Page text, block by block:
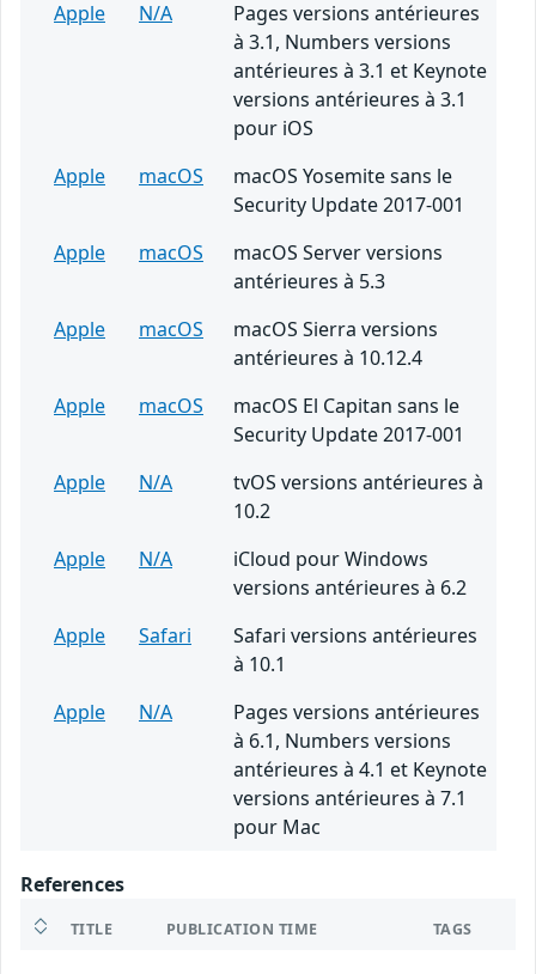
Apple
N/A
Pages versions antérieures
à 3.1, Numbers versions
antérieures à 3.1 et Keynote
versions antérieures à 3.1
pour iOS
Apple
macOS
macOS Yosemite sans le
Security Update 2017-001
Apple
macOS
macOS Server versions
antérieures à 5.3
Apple
macOS
macOS Sierra versions
antérieures à 10.12.4
Apple
macOS
macOS El Capitan sans le
Security Update 2017-001
Apple
N/A
tvOS versions antérieures à
10.2
Apple
N/A
iCloud pour Windows
versions antérieures à 6.2
Apple
Safari
Safari versions antérieures
à 10.1
Apple
N/A
Pages versions antérieures
à 6.1, Numbers versions
antérieures à 4.1 et Keynote
versions antérieures à 7.1
pour Mac
References
TITLE PUBLICATION TIME TAGS